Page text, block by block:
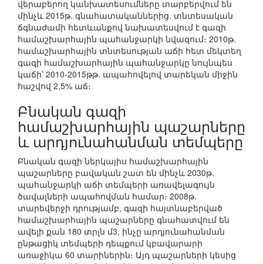
վերաբերող կանխատեսումները տարբերվում են
մինչև 2015թ. գնահատականներից. տնտեսական
ճգնաժամի հետևանքով նախատեսվում է գազի
համաշխարհային պահանջարկի նվազում։ 2010թ.
համաշխարհային տնտեսության աճի հետ մեկտեղ
գազի համաշխարհային պահանջարկը նույնպես
կաճի՝ 2010-2015թթ. ապահովելով տարեկան միջին
հաշվով 2,5% աճ։
Բնական գազի
համաշխարհային պաշարները
և արդյունահանման տեմպերը
Բնական գազի ներկայիս համաշխարհային
պաշարները բավական շատ են մինչև 2030թ.
պահանջարկի աճի տեմպերի առավելագույն
ծավալների ապահովման համար։ 2008թ.
տարեվերջի դրությամբ, գազի հայտնաբերված
համաշխարհային պաշարները գնահատվում են
ավելի քան 180 տրլն մ3, ինչը արդյունահանման
ընթացիկ տեմպերի դեպքում կբավարարի
առաջիկա 60 տարիներին։ Այդ պաշարների կեսից